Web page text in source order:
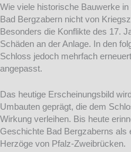
Wie viele historische Bauwerke
Bad Bergzabern nicht von
Besonders die Konflikte des 17.
Schäden an der Anlage. In den
Schloss jedoch mehrfach
angepasst.
Das heutige Erscheinungsbild
Umbauten geprägt, die dem
Wirkung verleihen. Bis heute
Geschichte Bad Bergzaberns als
Herzöge von Pfalz-Zweibrücken.